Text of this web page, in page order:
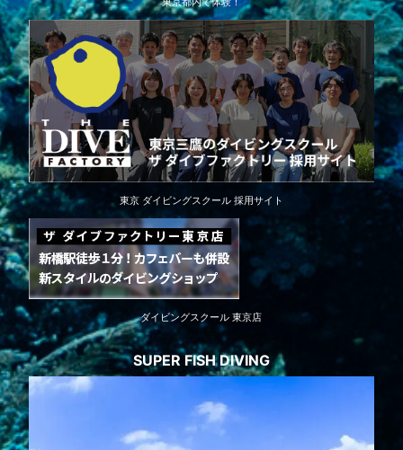
東京 ダイビングスクール 採用サイト
ダイビングスクール 東京店
SUPER FISH DIVING